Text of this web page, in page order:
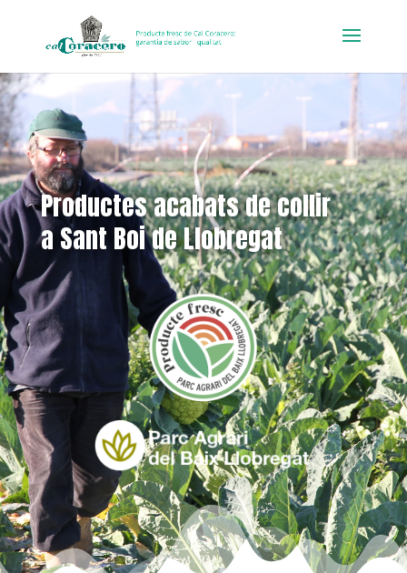
Productes acabats de collir
a Sant Boi de Llobregat
.